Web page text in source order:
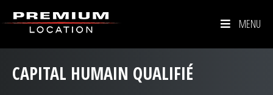
MENU
CAPITAL HUMAIN QUALIFIÉ